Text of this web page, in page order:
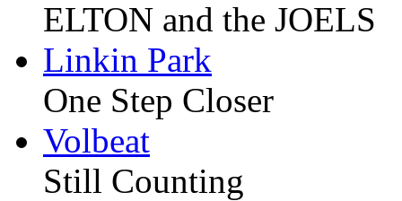
ELTON and the JOELS
Linkin Park
One Step Closer
Volbeat
Still Counting